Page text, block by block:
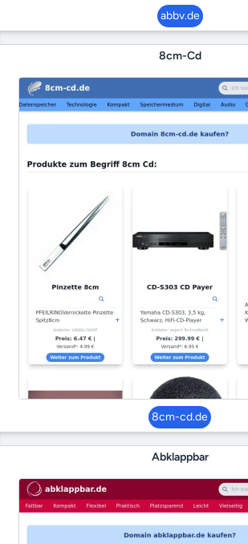
abbv.de
8cm-Cd
8cm-cd.de
Abklappbar